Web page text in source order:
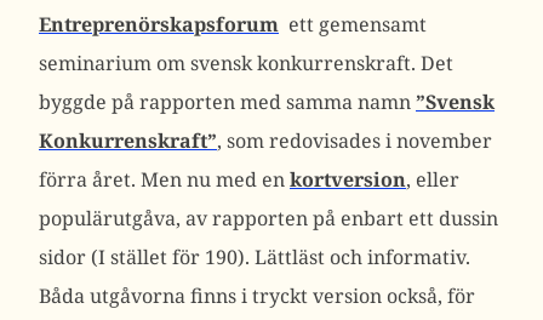
Entreprenörskapsforum ett gemensamt
seminarium om svensk konkurrenskraft. Det
byggde på rapporten med samma namn ”Svensk
Konkurrenskraft”, som redovisades i november
förra året. Men nu med enkortversion, eller
populärutgåva, av rapporten på enbart ett dussin
sidor (I stället för 190). Lättläst och informativ.
Båda utgåvorna finns i tryckt version också, för